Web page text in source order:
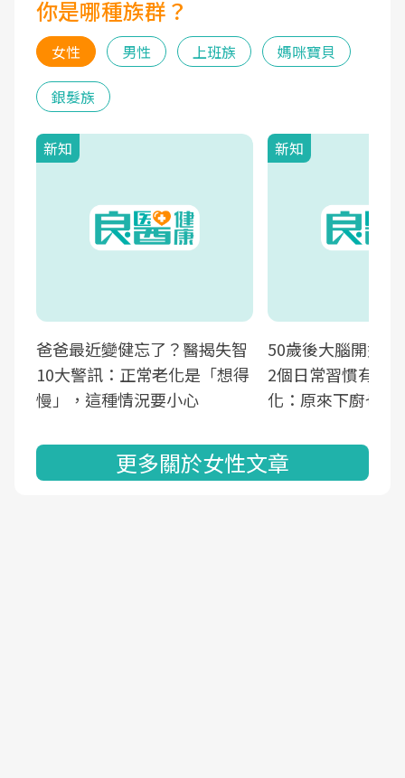
你是哪種族群？
女性 男性 上班族 媽咪寶貝
銀髮族
新知
爸爸最近變健忘了？醫揭失智
10大警訊：正常老化是「想得
慢」，這種情況要小心
新知
50歲後大腦開始
2個日常習慣有助
化：原來下廚也可
更多關於女性文章